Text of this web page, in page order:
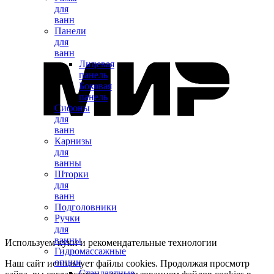
для
ванн
Панели
для
ванн
Лицевая
панель
Боковая
панель
Сифоны
для
ванн
Карнизы
для
ванны
Шторки
для
ванн
Подголовники
Ручки
для
ванны
Гидромассажные
опции
Используем куки и рекомендательные технологии
Наш сайт использует файлы cookies. Продолжая просмотр